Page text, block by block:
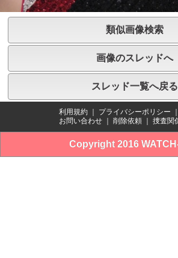
類似画像検索
画像のスレッドへ
スレッド一覧へ戻る
利用規約 プライバシーポリシー
お問い合わせ
削除依頼 捜査関
Copyright 2016